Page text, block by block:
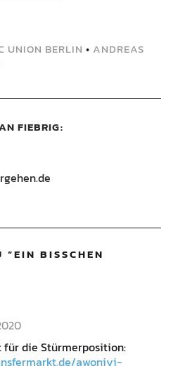
UNION BERLIN • ANDREAS
FIEBRIG
“EIN BISSCHEN
für die Stürmerposition:
awoniyi-